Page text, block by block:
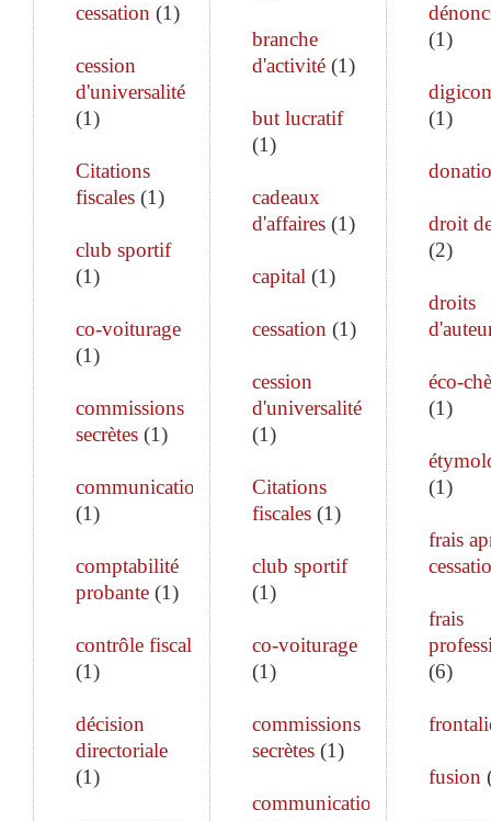
cessation (1)
cession
d'universalité
(1)
Citations
fiscales (1)
club sportif
(1)
co-voiturage
(1)
commissions
secrètes (1)
communication
(1)
comptabilité
probante (1)
contrôle fiscal
(1)
décision
directoriale
(1)
branche
d'activité(1)
but lucratif
(1)
cadeaux
d'affaires(1)
capital (1)
cessation (1)
cession
d'universalité
(1)
Citations
fiscales(1)
club sportif
(1)
co-voiturage
(1)
commissions
secrètes(1)
communication
(1)
(1)
droit
(2)
droits
éco-
(1)
(1)
frais
frais
(6)
fusion